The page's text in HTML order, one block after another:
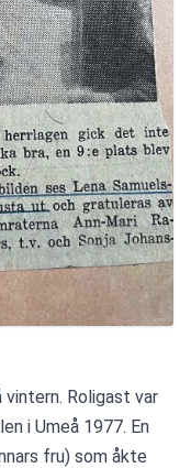
Roligast var
i Umeå 1977. En
fru) som åkte